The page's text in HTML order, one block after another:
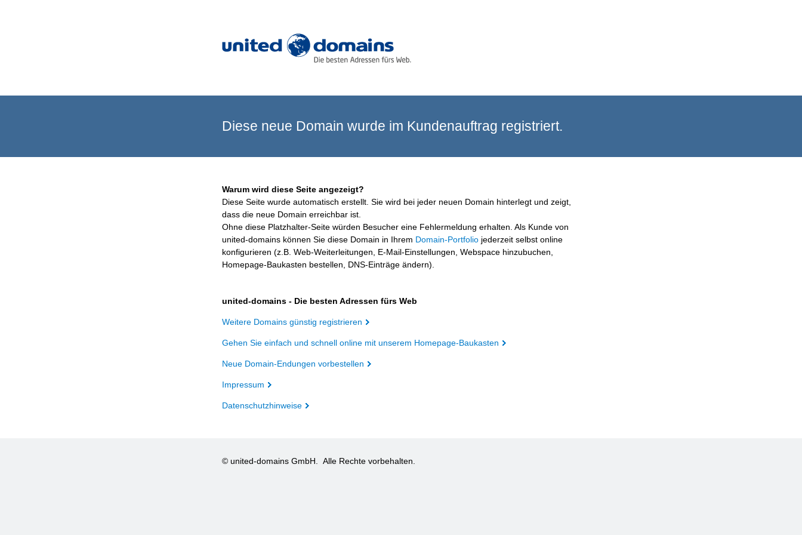
Diese neue Domain wurde im Kundenauftrag registriert.
Warum wird diese Seite angezeigt?
Diese Seite wurde automatisch erstellt. Sie wird bei jeder neuen Domain hinterlegt und zeigt,
dass die neue Domain erreichbar ist.
Ohne diese Platzhalter-Seite würden Besucher eine Fehlermeldung erhalten. Als Kunde von
united-domains können Sie diese Domain in Ihrem Domain-Portfolio jederzeit selbst online
konfigurieren (z.B. Web-Weiterleitungen, E-Mail-Einstellungen, Webspace hinzubuchen,
Homepage-Baukasten bestellen, DNS-Einträge ändern).
united-domains - Die besten Adressen fürs Web
Weitere Domains günstig registrieren
Gehen Sie einfach und schnell online mit unserem Homepage-Baukasten
Neue Domain-Endungen vorbestellen
Impressum
Datenschutzhinweise
© united-domains GmbH. Alle Rechte vorbehalten.